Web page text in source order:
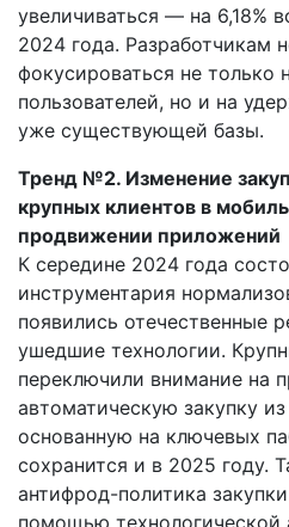
увеличиваться — на 6,18%
2024 года. Разработчикам
фокусироваться не только
пользователей, но и на
уже существующей базы.
Тренд №2. Изменение
крупных клиентов в
продвижении приложений
К середине 2024 года
инструментария
появились отечественные
ушедшие технологии.
переключили внимание на
автоматическую закупку
основанную на ключевых
сохранится и в 2025 году.
антифрод-политика
помощью технологической